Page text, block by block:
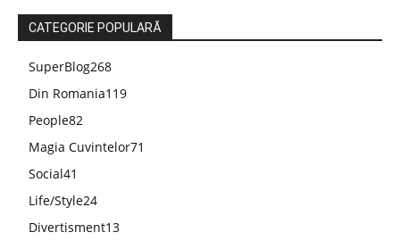
CATEGORIE POPULARĂ
SuperBlog268
Din Romania119
People82
Magia Cuvintelor71
Social41
Life/Style24
Divertisment13